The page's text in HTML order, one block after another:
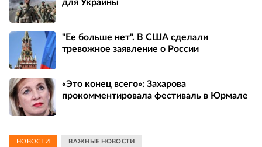
для Украины
"Ее больше нет". В США сделали
тревожное заявление о России
«Это конец всего»: Захарова
прокомментировала фестиваль в Юрмале
НОВОСТИ ВАЖНЫЕ НОВОСТИ